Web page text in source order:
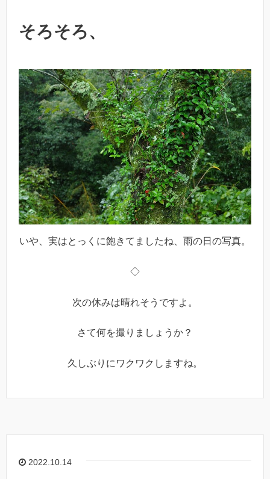
そろそろ、
いや、実はとっくに飽きてましたね、雨の日の写真。
◇
次の休みは晴れそうですよ。
さて何を撮りましょうか？
久しぶりにワクワクしますね。
2022.10.14